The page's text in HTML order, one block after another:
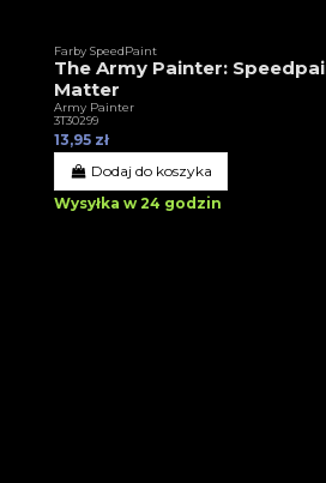
Farby SpeedPaint
The Army Painter:
Matter
Army Painter
3T30299
13,95 zł
Dodaj do koszyka
Wysyłka w 24 godzin